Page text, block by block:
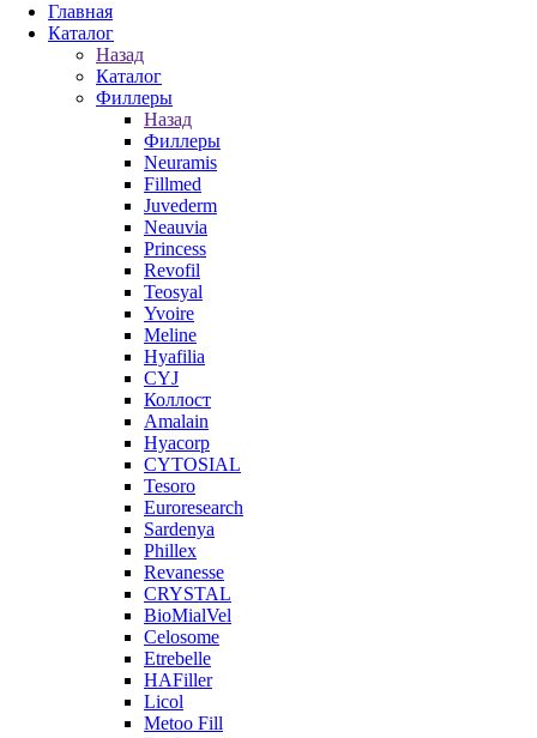
Главная
Каталог
Назад
Каталог
Филлеры
Назад
Филлеры
Neuramis
Fillmed
Juvederm
Neauvia
Princess
Revofil
Teosyal
Yvoire
Meline
Hyafilia
CYJ
Коллост
Amalain
Hyacorp
CYTOSIAL
Tesoro
Euroresearch
Sardenya
Phillex
Revanesse
CRYSTAL
BioMialVel
Celosome
Etrebelle
HAFiller
Licol
Metoo Fill